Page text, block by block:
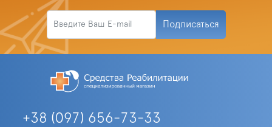
Подписаться
+38 (097) 656-73-33